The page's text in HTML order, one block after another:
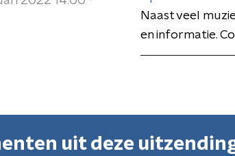
Naast veel
en informatie.
uit deze